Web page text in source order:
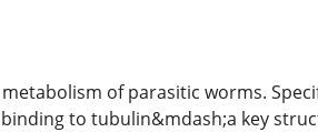
of parasitic worms.
to tubulin&mdash;a key